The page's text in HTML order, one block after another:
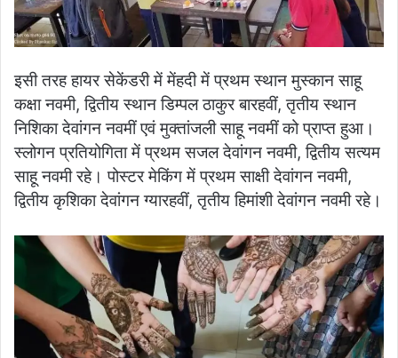
इसी तरह हायर सेकेंडरी में मेंहदी में प्रथम स्थान मुस्कान साहू
कक्षा नवमी, द्वितीय स्थान डिम्पल ठाकुर बारहवीं, तृतीय स्थान
निशिका देवांगन नवमीं एवं मुक्तांजली साहू नवमीं को प्राप्त हुआ।
स्लोगन प्रतियोगिता में प्रथम सजल देवांगन नवमी, द्वितीय सत्यम
साहू नवमी रहे।पोस्टर मेकिंग में प्रथम साक्षी देवांगन नवमी,
द्वितीय कृशिका देवांगन ग्यारहवीं, तृतीय हिमांशी देवांगन नवमी रहे।